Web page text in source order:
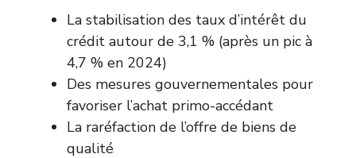
La stabilisation des taux d’intérêt du
crédit autour de 3,1 % (après un pic à
4,7 % en 2024)
Des mesures gouvernementales pour
favoriser l’achat primo-accédant
La raréfaction de l’offre de biens de
qualité